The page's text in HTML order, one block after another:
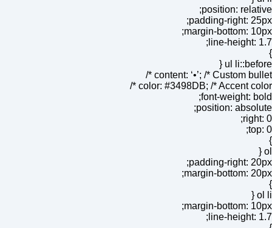
position: relative;
padding-right: 25px;
margin-bottom: 10px;
line-height: 1.7;
}
ul li::before {
content: ‘•’; /* Custom bullet */
color: #3498DB; /* Accent color */
font-weight: bold;
position: absolute;
right: 0;
top: 0;
}
ol {
padding-right: 20px;
margin-bottom: 20px;
}
ol li {
margin-bottom: 10px;
line-height: 1.7;